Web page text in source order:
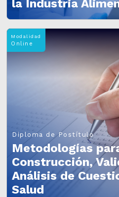
la Industria
Modalidad
Online
Diploma de Postítulo
Metodologías
Construcción,
Análisis de
Salud